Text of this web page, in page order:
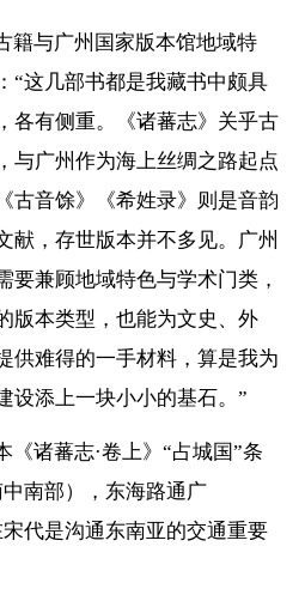
籍与广州国家版本馆地域特
“这几部书都是我藏书中颇具
各有侧重。《诸蕃志》关乎古
与广州作为海上丝绸之路起点
古音馀》《希姓录》则是音韵
献，存世版本并不多见。广州
要兼顾地域特色与学术门类，
版本类型，也能为文史、外
供难得的一手材料，算是我为
设添上一块小小的基石。”
《诸蕃志·卷上》“占城国”条
南部），东海路通广
代是沟通东南亚的交通重要